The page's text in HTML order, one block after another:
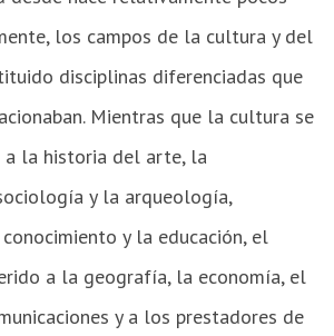
los campos de la cultura y del
disciplinas diferenciadas que
Mientras que la cultura se
a la historia del arte, la
y la arqueología,
y la educación, el
a la geografía, la economía, el
y a los prestadores de